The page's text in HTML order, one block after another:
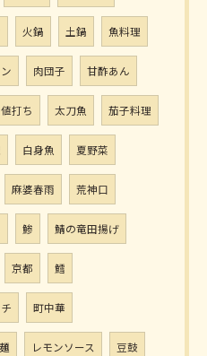
火鍋 土鍋 魚料理
肉団子 甘酢あん
打ち 太刀魚 茄子料理
白身魚 夏野菜
麻婆春雨 荒神口
鯵 鯖の竜田揚げ
京都 鱈
町中華
レモンソース 豆鼓